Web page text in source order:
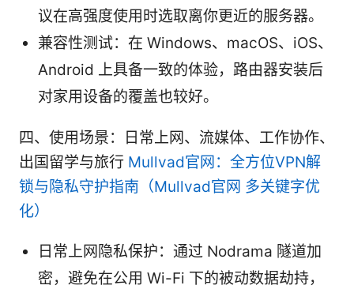
议在高强度使用时选取离你更近的服务器。
兼容性测试：在 Windows、macOS、iOS、
Android 上具备一致的体验，路由器安装后
对家用设备的覆盖也较好。
四、使用场景：日常上网、流媒体、工作协作、
出国留学与旅行 Mullvad官网：全方位VPN解
锁与隐私守护指南（Mullvad官网 多关键字优
化）
日常上网隐私保护：通过 Nodrama 隧道加
密，避免在公用 Wi-Fi 下的被动数据劫持，